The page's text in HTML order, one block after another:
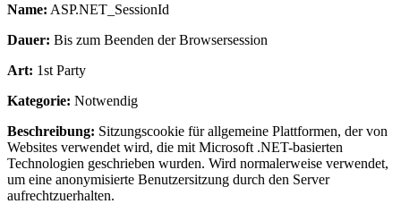
Name: ASP.NET_SessionId
Dauer: Bis zum Beenden der Browsersession
Art: 1st Party
Kategorie: Notwendig
Beschreibung: Sitzungscookie für allgemeine Plattformen, der von
Websites verwendet wird, die mit Microsoft .NET-basierten
Technologien geschrieben wurden. Wird normalerweise verwendet,
um eine anonymisierte Benutzersitzung durch den Server
aufrechtzuerhalten.